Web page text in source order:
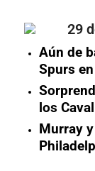
29
Aún de
Spurs
los
Murray